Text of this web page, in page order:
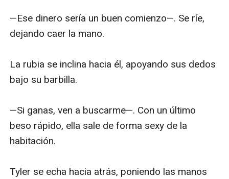
—Ese dinero sería un buen comienzo—. Se ríe,
dejando caer la mano.
La rubia se inclina hacia él, apoyando sus dedos
bajo su barbilla.
—Si ganas, ven a buscarme—. Con un último
beso rápido, ella sale de forma sexy de la
habitación.
Tyler se echa hacia atrás, poniendo las manos